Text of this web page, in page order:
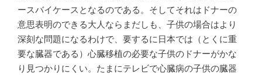
ースバイケースとなるのである。そしてそれはドナーの
意思表明のできる大人ならまだしも、子供の場合はより
深刻な問題になるわけで、要するに日本では（とくに重
要な臓器である）心臓移植の必要な子供のドナーがかな
り見つかりにくい。たまにテレビで心臓病の子供の臓器